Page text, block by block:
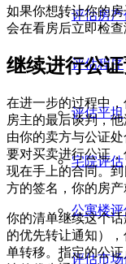
评估房产
评估程序
评估平坦
宅院评估
公寓楼评
评估市
如果你想转让你的
会在看房后立即检查
继续进行公
在进一步的过程中
房主的最后谈判，
由你的卖方与公证
要对买卖进行公证
现在手上的合同。
方的签名，你的房产
你的清单继续这个
的优先转让通知）
单转移。指定的公